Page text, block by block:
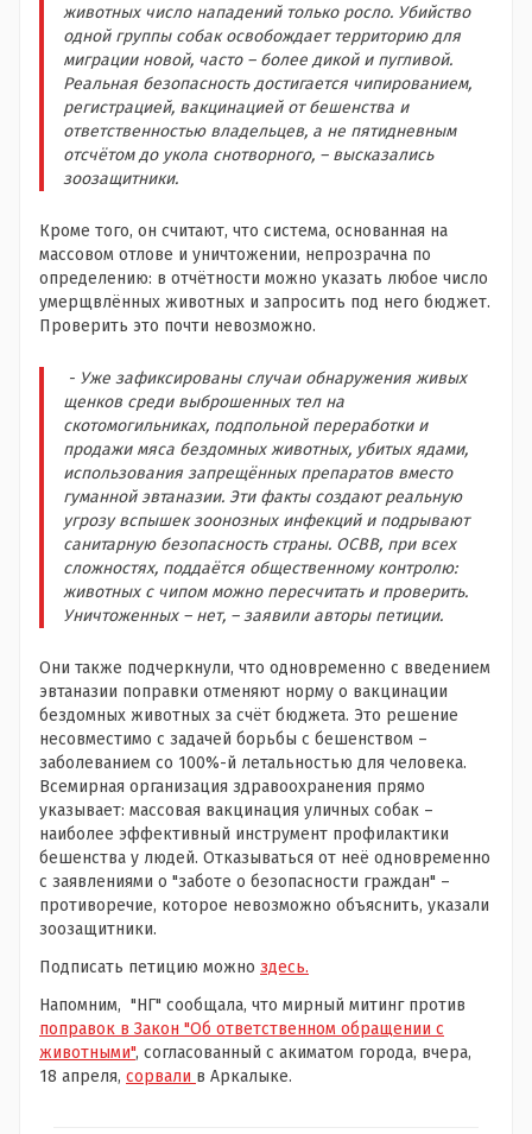
животных число нападений только росло. Убийство
одной группы собак освобождает территорию для
миграции новой, часто – более дикой и пугливой.
Реальная безопасность достигается чипированием,
регистрацией, вакцинацией от бешенства и
ответственностью владельцев, а не пятидневным
отсчётом до укола снотворного, – высказались
зоозащитники.
Кроме того, он считают, что система, основанная на
массовом отлове и уничтожении, непрозрачна по
определению: в отчётности можно указать любое число
умерщвлённых животных и запросить под него бюджет.
Проверить это почти невозможно.
- Уже зафиксированы случаи обнаружения живых
щенков среди выброшенных тел на
скотомогильниках, подпольной переработки и
продажи мяса бездомных животных, убитых ядами,
использования запрещённых препаратов вместо
гуманной эвтаназии. Эти факты создают реальную
угрозу вспышек зоонозных инфекций и подрывают
санитарную безопасность страны. ОСВВ, при всех
сложностях, поддаётся общественному контролю:
животных с чипом можно пересчитать и проверить.
Уничтоженных – нет, – заявили авторы петиции.
Они также подчеркнули, что одновременно с введением
эвтаназии поправки отменяют норму о вакцинации
бездомных животных за счёт бюджета. Это решение
несовместимо с задачей борьбы с бешенством –
заболеванием со 100%-й летальностью для человека.
Всемирная организация здравоохранения прямо
указывает: массовая вакцинация уличных собак –
наиболее эффективный инструмент профилактики
бешенства у людей. Отказываться от неё одновременно
с заявлениями о "заботе о безопасности граждан" –
противоречие, которое невозможно объяснить, указали
зоозащитники.
Подписать петицию можно здесь.
Напомним, "НГ" сообщала, что мирный митинг против
поправок в Закон "Об ответственном обращении с
животными", согласованный с акиматом города, вчера,
18 апреля, сорвали в Аркалыке.